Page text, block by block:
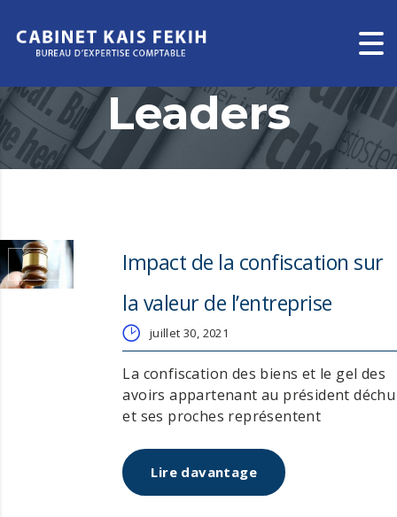
Leaders
Impact de la confiscation sur
la valeur de l’entreprise
juillet 30, 2021
La confiscation des biens et le gel des
avoirs appartenant au président déchu
et ses proches représentent
et un enjeu économique de premier
ordre…..
http://www.leaders.com.tn/article/5978-
Lire davantage